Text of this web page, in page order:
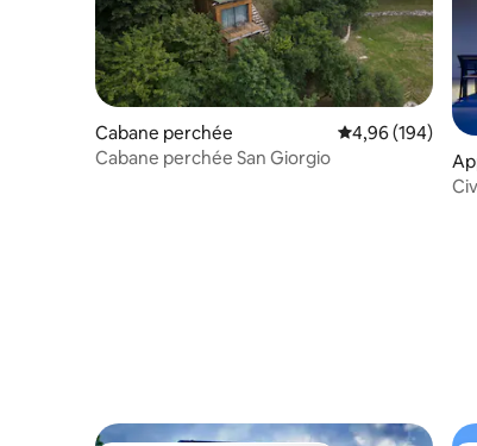
Cabane perchée Évaluation
4,96 (194)
Cabane perchée San Giorgio